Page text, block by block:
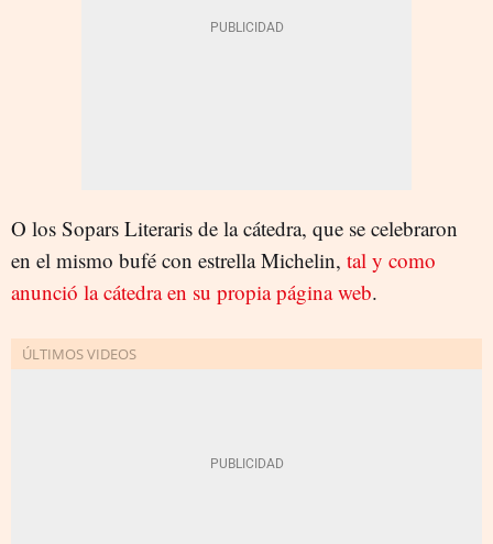
O los Sopars Literaris de la cátedra, que se celebraron
en el mismo bufé con estrella Michelin, tal y como
anunció la cátedra en su propia página web.